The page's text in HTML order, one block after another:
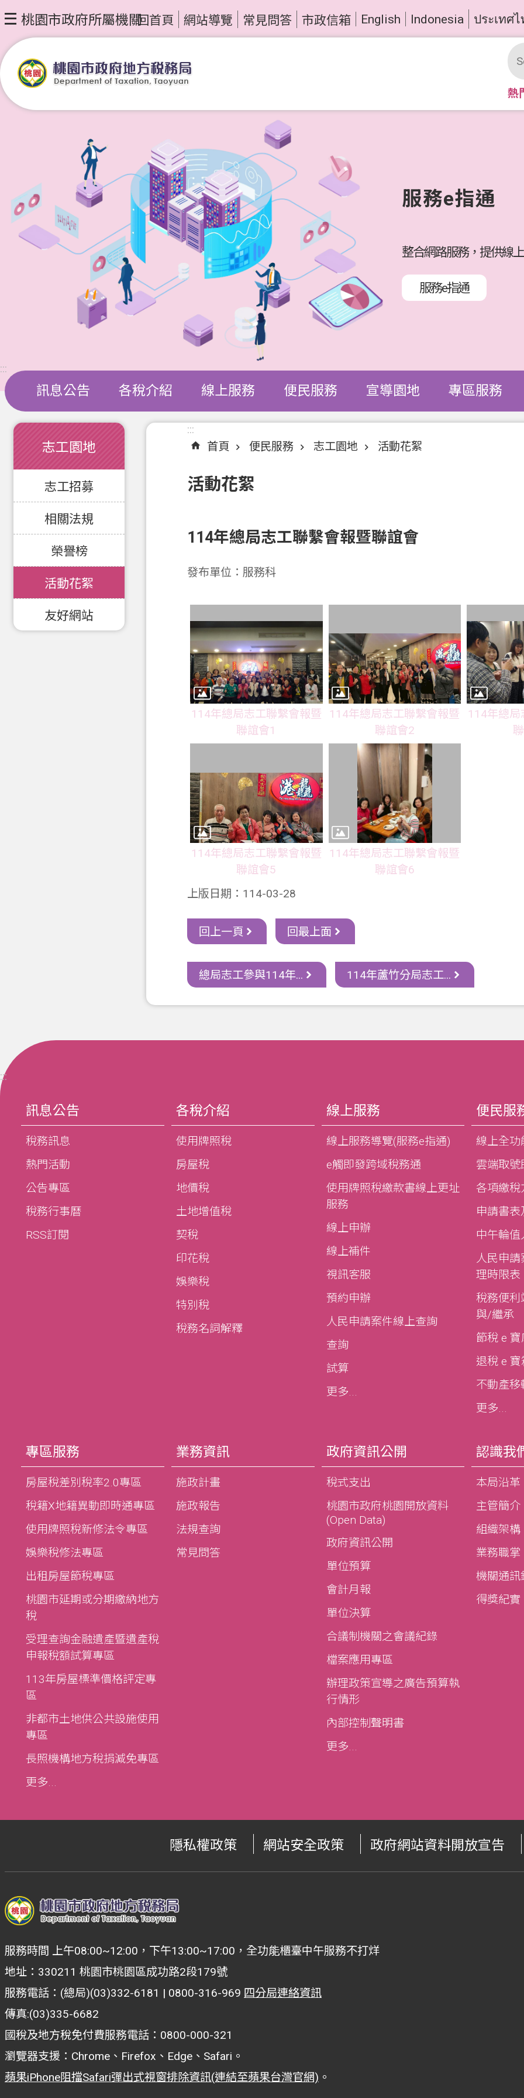
桃園市政府所屬機關回首頁 網站導覽 常見問答 市政信箱 English Indonesia ประเทศ
熱
服務e指通
整合網路服務，提供線
服務e指通
:::
訊息公告 各稅介紹 線上服務 便民服務 宣導園地 專區服務
:::
志工園地
志工招募
相關法規
榮譽榜
活動花絮
友好網站
:::
首頁
便民服務 志工園地 活動花絮
活動花絮
114年總局志工聯繫會報暨聯誼會
發布單位：服務科
114年總局志工聯繫會報暨
聯誼會1
114年總局志工聯繫會報暨
聯誼會2
114年總
114年總局志工聯繫會報暨
聯誼會5
114年總局志工聯繫會報暨
聯誼會6
上版日期：114-03-28
回上一頁 回最上面
總局志工參與114年... 114年蘆竹分局志工...
:::
訊息公告
稅務訊息
熱門活動
公告專區
稅務行事曆
RSS訂閱
各稅介紹
使用牌照稅
房屋稅
地價稅
土地增值稅
契稅
印花稅
娛樂稅
特別稅
稅務名詞解釋
線上服務
線上服務導覽(服務e指通)
e觸即發跨域稅務通
使用牌照稅繳款書線上更址
服務
線上申辦
線上補件
視訊客服
預約申辦
人民申請案件線上查詢
查詢
試算
更多...
便民服
線上全
雲端取號
各項繳稅
申請書
中午輪
人民申
理時限表
稅務便
與/繼承
節稅 e 寶
退稅 e 寶
不動產移
更多...
專區服務
房屋稅差別稅率2.0專區
稅籍X地籍異動即時通專區
使用牌照稅新修法令專區
娛樂稅修法專區
出租房屋節稅專區
桃園市延期或分期繳納地方
稅
受理查詢金融遺產暨遺產稅
申報稅額試算專區
113年房屋標準價格評定專
區
非都市土地供公共設施使用
專區
長照機構地方稅捐減免專區
更多...
業務資訊
施政計畫
施政報告
法規查詢
常見問答
政府資訊公開
稅式支出
桃園市政府桃園開放資料
(Open Data)
政府資訊公開
單位預算
會計月報
單位決算
合議制機關之會議紀錄
檔案應用專區
辦理政策宣導之廣告預算執
行情形
內部控制聲明書
更多...
認識我
本局沿革
主管簡介
組織架構
業務職掌
機關通訊
得獎紀實
隱私權政策 網站安全政策 政府網站資料開放宣告
服務時間 上午08:00~12:00，下午13:00~17:00，全功能櫃臺中午服務不打烊
地址：330211 桃園市桃園區成功路2段179號
服務電話：(總局)(03)332-6181 | 0800-316-969 四分局連絡資訊
傳真:(03)335-6682
國稅及地方稅免付費服務電話：0800-000-321
瀏覽器支援：Chrome、Firefox、Edge、Safari。
蘋果iPhone阻擋Safari彈出式視窗排除資訊(連結至蘋果台灣官網) 。